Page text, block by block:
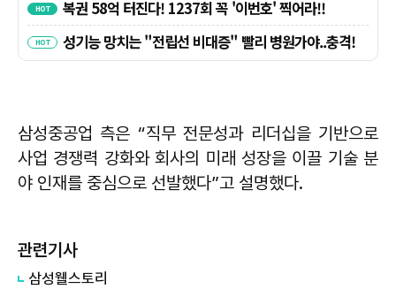
삼성중공업 측은 “직무 전문성과 리더십을 기반으로
사업 경쟁력 강화와 회사의 미래 성장을 이끌 기술 분
야 인재를 중심으로 선발했다”고 설명했다.
관련기사
삼성웰스토리